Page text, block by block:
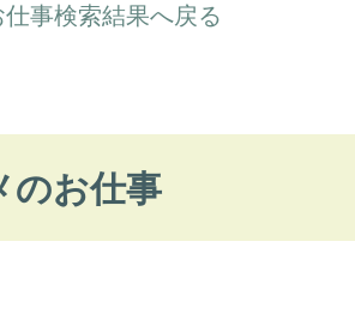
事検索結果へ戻る
のお仕事